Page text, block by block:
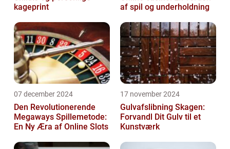
kageprint
af spil og underholdning
07 december 2024
Den Revolutionerende
Megaways Spillemetode:
En Ny Æra af Online Slots
17 november 2024
Gulvafslibning Skagen:
Forvandl Dit Gulv til et
Kunstværk